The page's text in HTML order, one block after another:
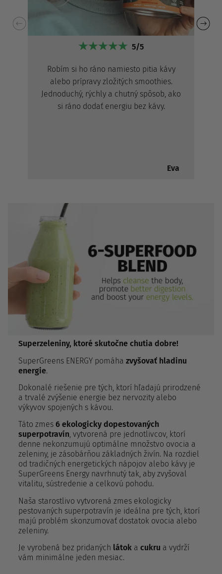
5/5
Robím si ho ráno namiesto pitia kávy
alebo prípravy zložitých smoothies.
Jednoduchý, rýchly a chutný spôsob, ako
si ráno dodať energiu bez kávy.
Eva
Superzeleniny, ktoré skutočne chutia dobre!
SuperGreens ENERGY pomáha zvyšovať hladinu
energie.
Dokonalé riešenie pre tých, ktorí hľadajú prirodzené
a trvalé zvýšenie energie bez nervozity alebo
výkyvov spojených s kávou.
Táto zmes 6 ekologicky dopestovaných
superpotravín, vytvorená pre jednotlivcov, ktorí
denne nekonzumujú optimálne množstvo ovocia a
zeleniny, je zásobárňou základných živín. Na rozdiel
od tradičných energetických nápojov alebo kávy je
SuperGreens Energy navrhnutý tak, aby zvyšoval
vitalitu, sústredenie a celkovú pohodu.
Naša starostlivo vytvorená zmes ekologicky
pestovaných superpotravín je ideálna pre tých, ktorí
majú problém skonzumovať dostatok ovocia alebo
zeleniny.
Je vyrobená bez pridaných látoka cukru a vydrží
vám minimálne jeden mesiac.